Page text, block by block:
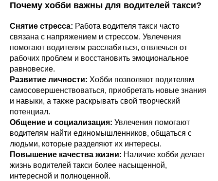
Почему хобби важны для водителей такси?
Снятие стресса: Работа водителя такси часто
связана с напряжением и стрессом. Увлечения
помогают водителям расслабиться, отвлечься от
рабочих проблем и восстановить эмоциональное
равновесие.
Развитие личности: Хобби позволяют водителям
самосовершенствоваться, приобретать новые знания
и навыки, а также раскрывать свой творческий
потенциал.
Общение и социализация: Увлечения помогают
водителям найти единомышленников, общаться с
людьми, которые разделяют их интересы.
Повышение качества жизни: Наличие хобби делает
жизнь водителей такси более насыщенной,
интересной и полноценной.